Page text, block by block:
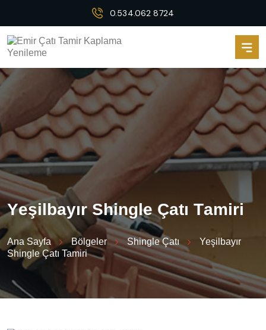
0.534.062 8724
Yeşilbayır Shingle Çatı Tamiri
Ana Sayfa Bölgeler Shingle Çatı
Yeşilbayır
Shingle Çatı Tamiri